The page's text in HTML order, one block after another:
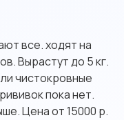
все. ходят на
Вырастут до 5 кг.
чистокровные
пока нет.
Цена от 15000 р.